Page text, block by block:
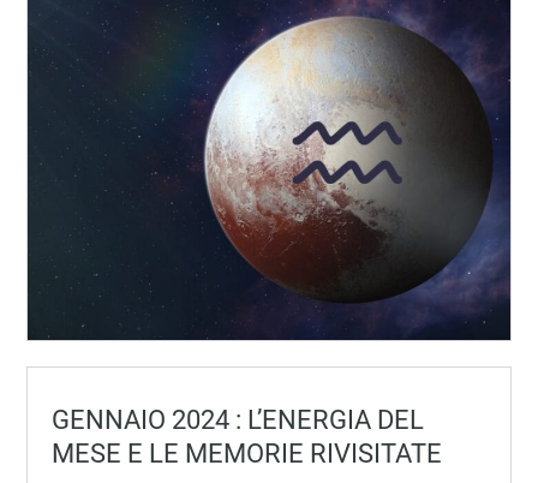
GENNAIO 2024 : L’ENERGIA DEL
MESE E LE MEMORIE RIVISITATE